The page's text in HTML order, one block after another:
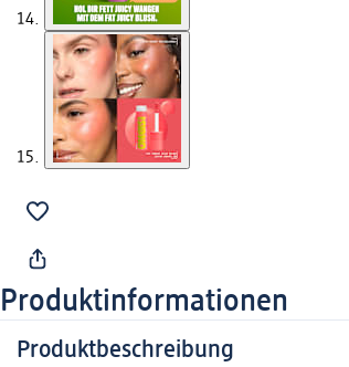
Produktinformationen
Produktbeschreibung